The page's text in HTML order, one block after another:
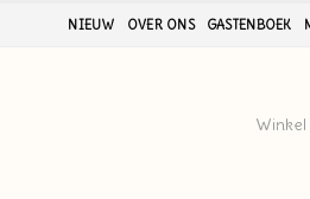
NIEUW OVER ONS GASTENBOEK
Winkel